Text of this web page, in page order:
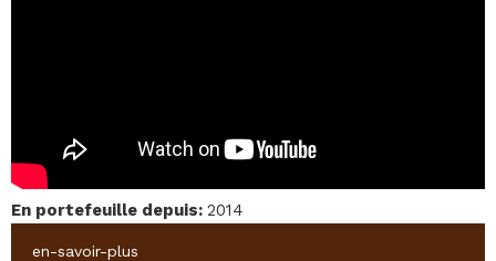
En portefeuille depuis: 2014
Hide
en-savoir-plus